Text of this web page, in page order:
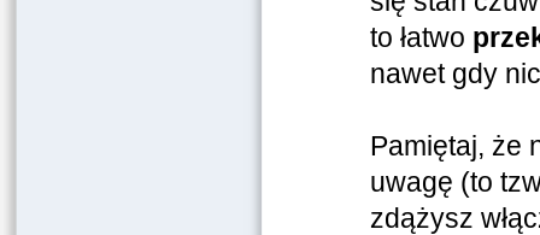
to łatwo
nawet gdy
Pamiętaj, że
uwagę (to
zdążysz